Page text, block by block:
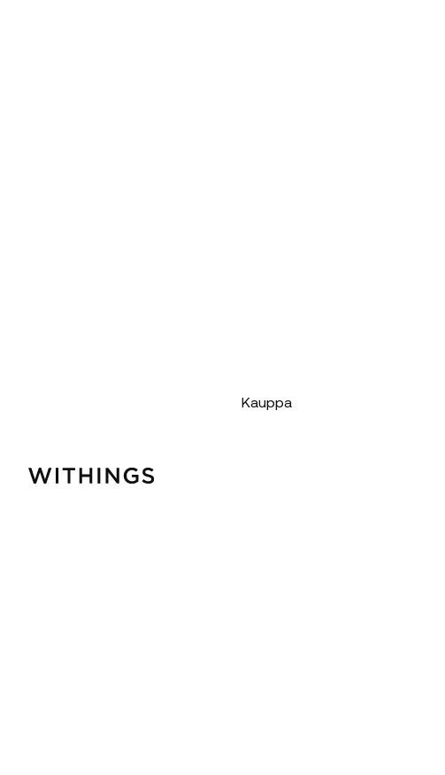
Kauppa